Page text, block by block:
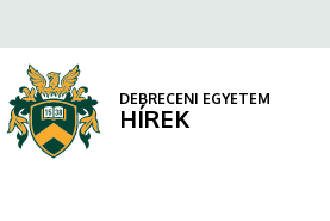
győztes
szériát
a
tartalomra
DEBRECENI EGYETEM
HÍREK